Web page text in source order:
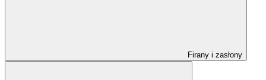
Firany i zasłony